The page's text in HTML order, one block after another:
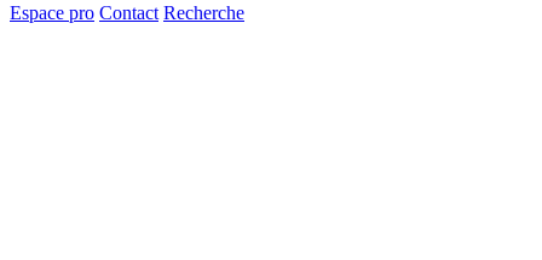
Espace pro Contact Recherche